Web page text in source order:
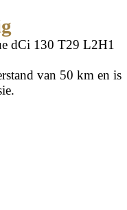
dCi 130 T29 L2H1
van 50 km en is